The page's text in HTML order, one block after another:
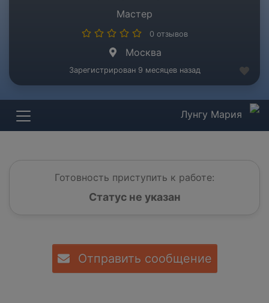
Мастер
0 отзывов
Москва
Зарегистрирован 9 месяцев назад
Лунгу Мария
Готовность приступить к работе:
Статус не указан
Отправить сообщение